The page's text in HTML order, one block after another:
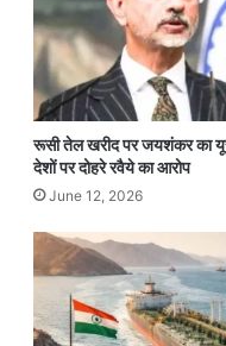
रूसी तेल खरीद पर जयशंकर का
देशों पर दोहरे रवैये का आरोप
June 12, 2026